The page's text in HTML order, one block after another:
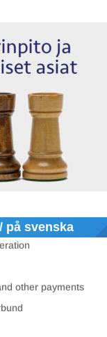
på svenska
other payments